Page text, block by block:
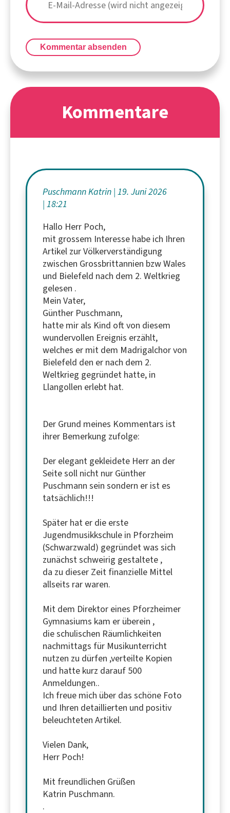
Kommentar absenden
Kommentare
Puschmann Katrin 19. Juni 2026
18:21
Hallo Herr Poch,
mit grossem Interesse habe ich Ihren
Artikel zur Völkerverständigung
zwischen Grossbrittannien bzw Wales
und Bielefeld nach dem 2. Weltkrieg
gelesen .
Mein Vater,
Günther Puschmann,
hatte mir als Kind oft von diesem
wundervollen Ereignis erzählt,
welches er mit dem Madrigalchor von
Bielefeld den er nach dem 2.
Weltkrieg gegründet hatte, in
Llangollen erlebt hat.
Der Grund meines Kommentars ist
ihrer Bemerkung zufolge:
Der elegant gekleidete Herr an der
Seite soll nicht nur Günther
Puschmann sein sondern er ist es
tatsächlich!!!
Später hat er die erste
Jugendmusikkschule in Pforzheim
(Schwarzwald) gegründet was sich
zunächst schweirig gestaltete ,
da zu dieser Zeit finanzielle Mittel
allseits rar waren.
Mit dem Direktor eines Pforzheimer
Gymnasiums kam er überein ,
die schulischen Räumlichkeiten
nachmittags für Musikunterricht
nutzen zu dürfen ,verteilte Kopien
und hatte kurz darauf 500
Anmeldungen..
Ich freue mich über das schöne Foto
und Ihren detaillierten und positiv
beleuchteten Artikel.
Vielen Dank,
Herr Poch!
Mit freundlichen Grüßen
Katrin Puschmann.
.